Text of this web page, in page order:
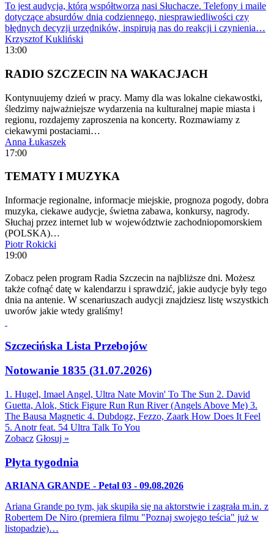
To jest audycja, którą współtworzą nasi Słuchacze. Telefony i maile
dotyczące absurdów dnia codziennego, niesprawiedliwości czy
błędnych decyzji urzędników, inspirują nas do reakcji i czynienia…
Krzysztof Kukliński
13:00
RADIO SZCZECIN NA WAKACJACH
Kontynuujemy dzień w pracy. Mamy dla was lokalne ciekawostki,
śledzimy najważniejsze wydarzenia na kulturalnej mapie miasta i
regionu, rozdajemy zaproszenia na koncerty. Rozmawiamy z
ciekawymi postaciami…
Anna Łukaszek
17:00
TEMATY I MUZYKA
Informacje regionalne, informacje miejskie, prognoza pogody, dobra
muzyka, ciekawe audycje, świetna zabawa, konkursy, nagrody.
Słuchaj przez internet lub w województwie zachodniopomorskiem
(POLSKA)…
Piotr Rokicki
19:00
Zobacz pełen program Radia Szczecin na najbliższe dni. Możesz
także cofnąć datę w kalendarzu i sprawdzić, jakie audycje były tego
dnia na antenie. W scenariuszach audycji znajdziesz listę wszystkich
uworów jakie wtedy graliśmy!
Szczecińska Lista Przebojów
Notowanie 1835 (31.07.2026)
1. Hugel, Imael Angel, Ultra Nate Movin' To The Sun 2. David
Guetta, Alok, Stick Figure Run Run River (Angels Above Me) 3.
The Bausa Magnetic 4. Dubdogz, Fezzo, Zaark How Does It Feel
5. Anotr feat. 54 Ultra Talk To You
Zobacz Głosuj »
Płyta tygodnia
ARIANA GRANDE - Petal 03 - 09.08.2026
Ariana Grande po tym, jak skupiła się na aktorstwie i zagrała m.in. z
Robertem De Niro (premiera filmu "Poznaj swojego teścia" już w
listopadzie)…